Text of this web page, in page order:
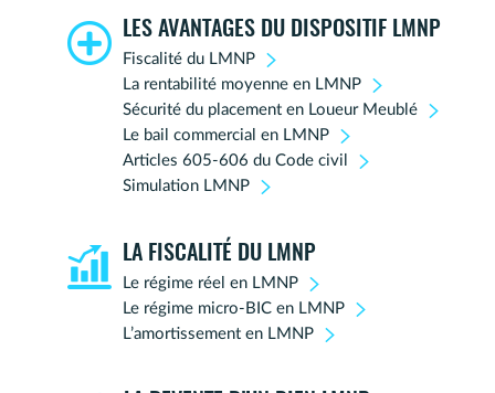
LES AVANTAGES DU DISPOSITIF LMNP
Fiscalité du LMNP
La rentabilité moyenne en LMNP
Sécurité du placement en Loueur Meublé
Le bail commercial en LMNP
Articles 605-606 du Code civil
Simulation LMNP
LA FISCALITÉ DU LMNP
Le régime réel en LMNP
Le régime micro-BIC en LMNP
L’amortissement en LMNP